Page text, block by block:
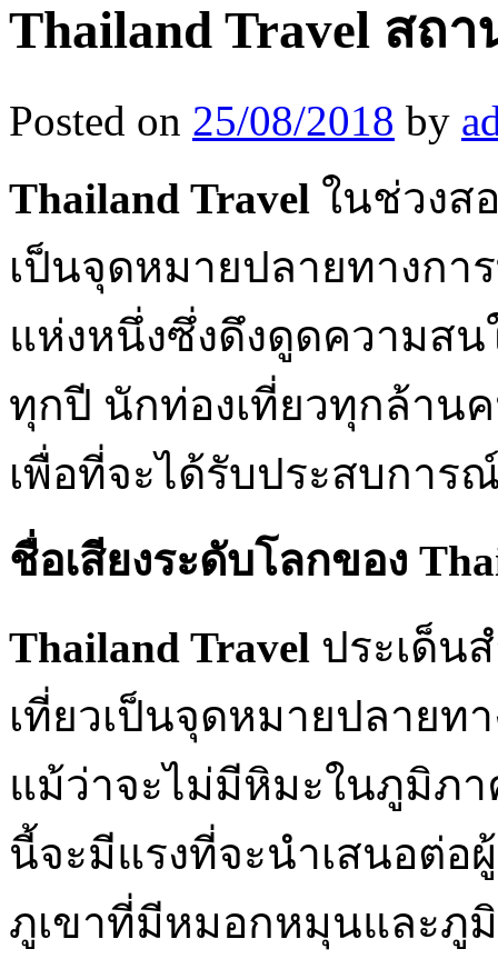
Thailand Travel สถ
Posted on 25/08/2018 by
Thailand Travel ในช่วงส
เป็นจุดหมายปลายทางกา
แห่งหนึ่งซึ่งดึงดูดความส
ทุกปี นักท่องเที่ยวทุกล้าน
เพื่อที่จะได้รับประสบการ
ชื่อเสียงระดับโลกของ
Thailand Travel ประเด็น
เที่ยวเป็นจุดหมายปลาย
แม้ว่าจะไม่มีหิมะในภูมิภ
นี้จะมีแรงที่จะนำเสนอต่อ
ภูเขาที่มีหมอกหมุนและภู